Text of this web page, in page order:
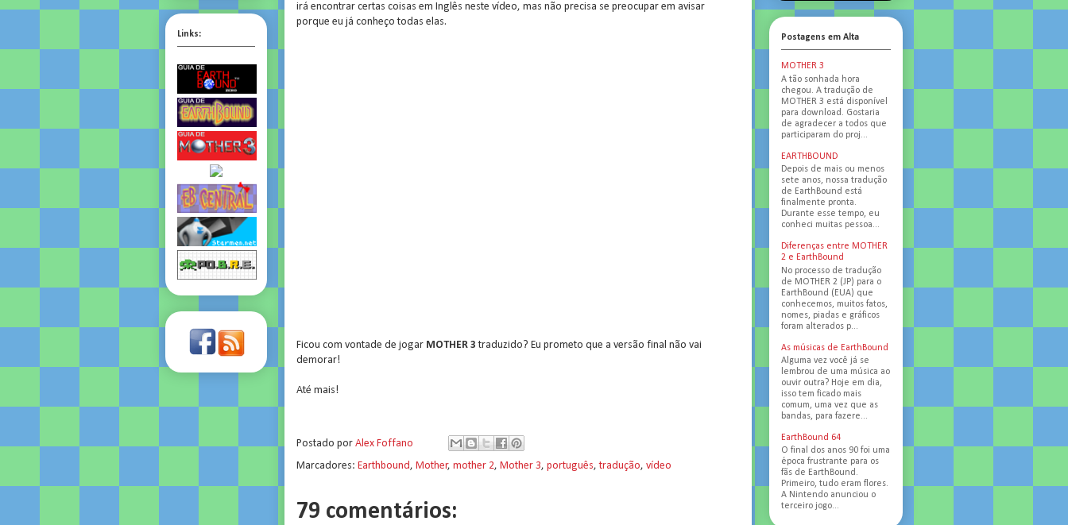
irá encontrar certas coisas em Inglês neste vídeo, mas não precisa se preocupar em avisar
porque eu já conheço todas elas.
Ficou com vontade de jogar MOTHER 3 traduzido? Eu prometo que a versão final não vai
demorar!
Até mais!
Postado por Alex Foffano
Marcadores: Earthbound, Mother, mother 2, Mother 3, português,tradução, vídeo
79 comentários:
Links: Postagens em Alta
MOTHER 3
A tão sonhada hora
chegou. A tradução de
MOTHER 3 está disponível
para download. Gostaria
de agradecer a todos que
participaram do proj...
EARTHBOUND
Depois de mais ou menos
sete anos, nossa tradução
de EarthBound está
finalmente pronta.
Durante esse tempo, eu
conheci muitas pessoa...
Diferenças entre MOTHER
2 e EarthBound
No processo de tradução
de MOTHER 2 (JP) para o
EarthBound (EUA) que
conhecemos, muitos fatos,
nomes, piadas e gráficos
foram alterados p...
As músicas de EarthBound
Alguma vez você já se
lembrou de uma música ao
ouvir outra? Hoje em dia,
isso tem ficado mais
comum, uma vez que as
bandas, para fazere...
EarthBound 64
O final dos anos 90 foi uma
época frustrante para os
fãs de EarthBound.
Primeiro, tudo eram flores.
A Nintendo anunciou o
terceiro jogo...